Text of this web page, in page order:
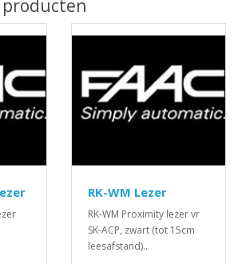
RK-WM Lezer
RK-WM Proximity lezer vr
SK-ACP, zwart (tot 15cm
leesafstand)..